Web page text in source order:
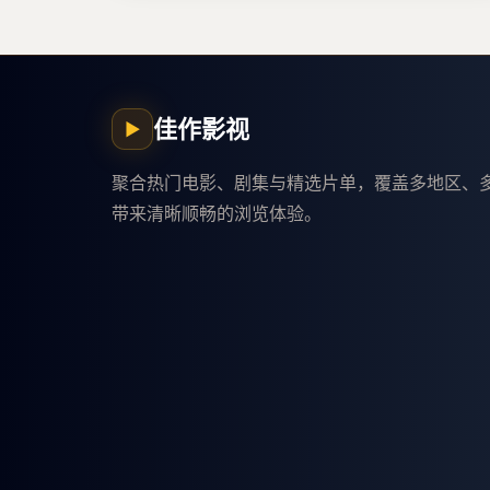
▶ 佳作影视
聚合热门电影、剧集与精选片单，覆盖多地区、
带来清晰顺畅的浏览体验。